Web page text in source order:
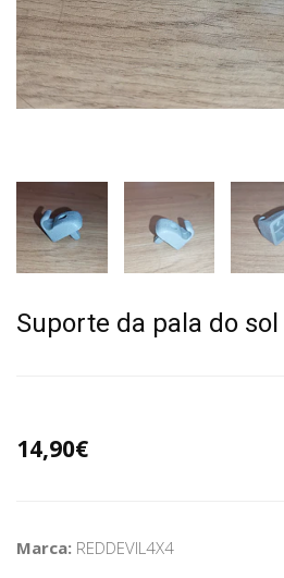
Suporte da pala do sol
14,90€
Marca: REDDEVIL4X4